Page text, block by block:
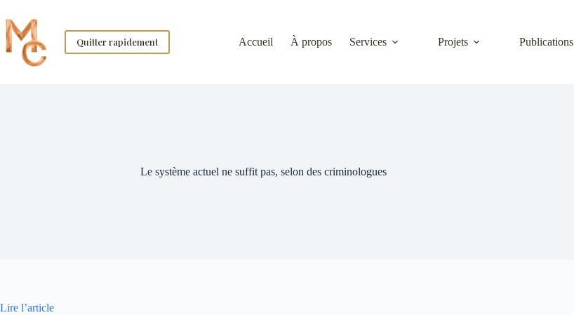
to
content
Quitter rapidement
Accueil À propos Services Projets Publications
Le système actuel ne suffit pas, selon des criminologues
Lire l’article